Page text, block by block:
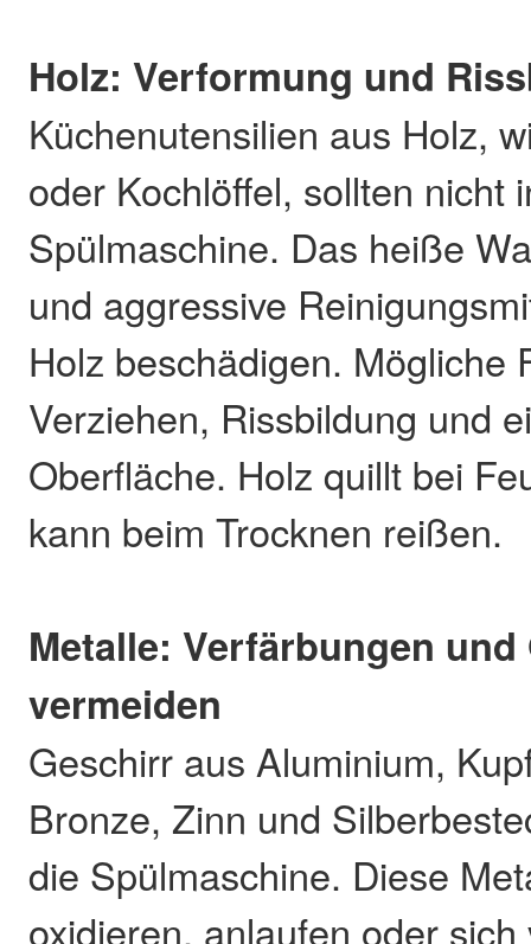
Holz: Verformung und
Küchenutensilien aus Holz,
oder Kochlöffel, sollten nicht
Spülmaschine. Das heiße
und aggressive
Holz beschädigen. Mögliche
Verziehen, Rissbildung und
Oberfläche. Holz quillt bei
kann beim Trocknen reißen.
Metalle: Verfärbungen
vermeiden
Geschirr aus Aluminium,
Bronze, Zinn und
die Spülmaschine. Diese
oxidieren, anlaufen oder